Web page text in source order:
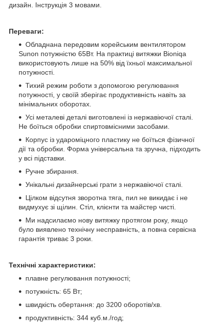
дизайн. Інструкція 3 мовами.
Переваги:
Обладнана передовим корейським вентилятором
Sunon потужністю 65Вт. На практиці витяжки Bioniqa
використовують лише на 50% від їхньої максимальної
потужності.
Тихий режим роботи з допомогою регулювання
потужності, у своїй зберігає продуктивність навіть за
мінімальних оборотах.
Усі металеві деталі виготовлені із нержавіючої сталі.
Не боїться обробки спиртовмісними засобами.
Корпус із удароміцного пластику не боїться фізичної
дії та обробки. Форма універсальна та зручна, підходить
у всі підставки.
Ручне збирання.
Унікальні дизайнерські грати з нержавіючої сталі.
Цілком відсутня зворотна тяга, пил не викидає і не
видмухує зі щілин. Стіл, клієнти та майстер чисті.
Ми надсилаємо нову витяжку протягом року, якщо
було виявлено технічну несправність, а повна сервісна
гарантія триває 3 роки.
Технічні характеристики:
плавне регулювання потужності;
потужність: 65 Вт;
швидкість обертання: до 3200 оборотів/хв.
продуктивність: 344 куб.м./год;